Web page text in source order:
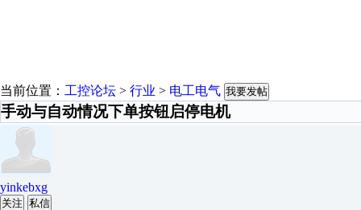
当前位置： 工控论坛 > 行业 > 电工电气 我要发帖
手动与自动情况下单按钮启停电机
yinkebxg
关注 私信